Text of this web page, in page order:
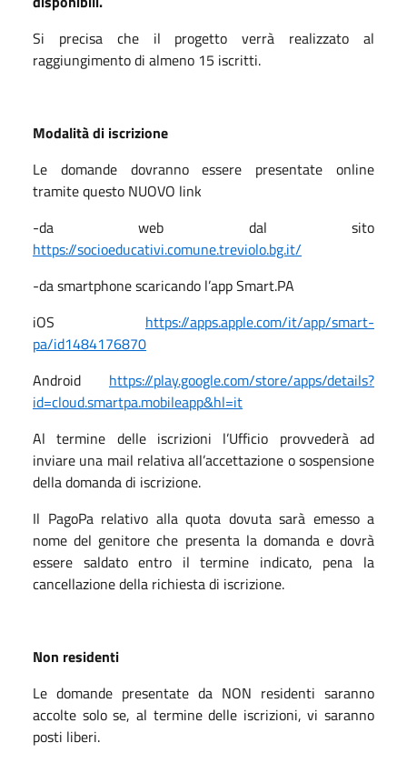
Si precisa che il progetto verrà realizzato al
raggiungimento di almeno 15 iscritti.
Modalità di iscrizione
Le domande dovranno essere presentate online
tramite questo NUOVO link
-da web dal sito
https://socioeducativi.comune.treviolo.bg.it/
-da smartphone scaricando l’app Smart.PA
iOS https://apps.apple.com/it/app/smart-
pa/id1484176870
Android https://play.google.com/store/apps/details?
id=cloud.smartpa.mobileapp&hl=it
Al termine delle iscrizioni l’Ufficio provvederà ad
inviare una mail relativa all’accettazione o sospensione
della domanda di iscrizione.
Il PagoPa relativo alla quota dovuta sarà emesso a
nome del genitore che presenta la domanda e dovrà
essere saldato entro il termine indicato, pena la
cancellazione della richiesta di iscrizione.
Non residenti
Le domande presentate da NON residenti saranno
accolte solo se, al termine delle iscrizioni, vi saranno
posti liberi.